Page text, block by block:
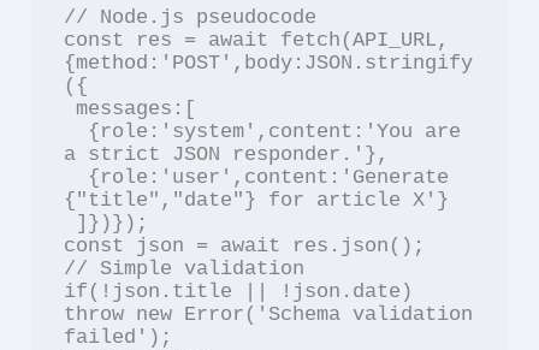
// Node.js pseudocode
const res = await fetch(API_URL,
{method:'POST',body:JSON.stringify
({
a strict JSON responder.'},
{"title","date"} for article X'}
const json = await res.json();
// Simple validation
if(!json.title || !json.date)
throw new Error('Schema validation
failed');